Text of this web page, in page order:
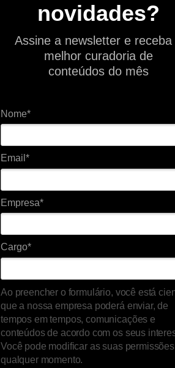
novidades?
Assine a newsletter e receba
melhor curadoria de
conteúdos do mês
Nome*
Email*
Empresa*
Cargo*
Ao preencher o formulário, você está
que a nossa empresa poderá enviar, de
tempos em tempos, comunicações e
conteúdos de acordo com os seus
Você pode modificar as suas
qualquer momento.